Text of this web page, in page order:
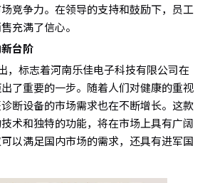
竞争力。在领导的支持和鼓励下，员工
充满了信心。
台阶
标志着河南乐佳电子科技有限公司在
了重要的一步。随着人们对健康的重视
断设备的市场需求也在不断增长。这款
术和独特的功能，将在市场上具有广阔
以满足国内市场的需求，还具有进军国